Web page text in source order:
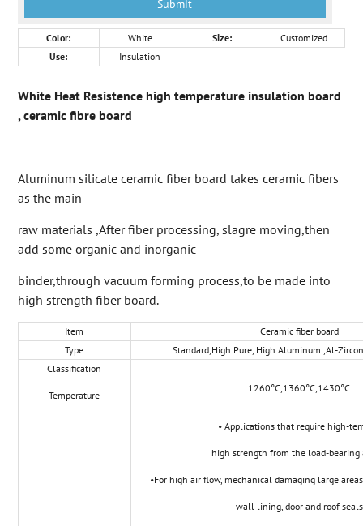
Color: White Size:
Customized
Use:
Insulation
White Heat Resistence high temperature insulation board
, ceramic fibre board
Aluminum silicate ceramic fiber board takes ceramic fibers
as the main
raw materials ,After fiber processing, slagre moving,then
add some organic and inorganic
binder,through vacuum forming process,to be made into
high strength fiber board.
Item
Ceramic fiber board
Type
Standard,High Pure, High Aluminum ,Al-
Classification
Temperature
1260°C,1360°C,1430°C
• Applications that require high-
high strength from the load-bearing
•For high air flow, mechanical damaging large
wall lining, door and roof seals